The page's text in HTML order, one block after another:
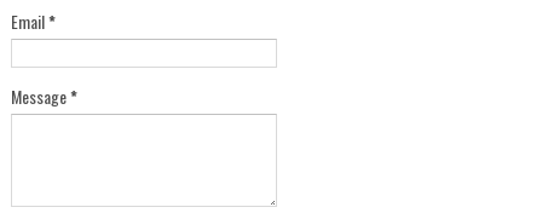
Email*
Message*